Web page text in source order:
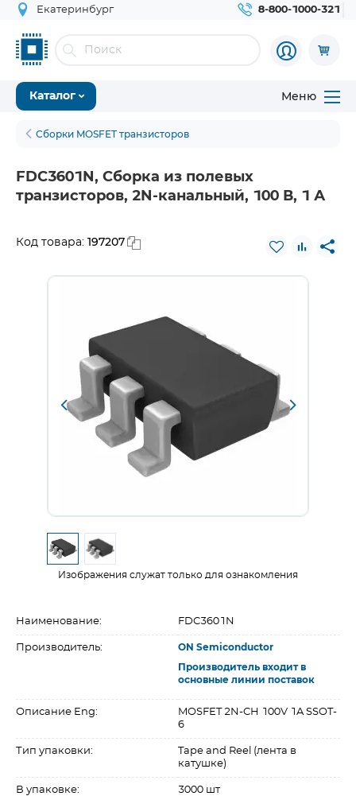
Екатеринбург 8-800-1000-321
Каталог Меню
Сборки MOSFET транзисторов
FDC3601N, Сборка из полевых
транзисторов, 2N-канальный, 100 В, 1 А
Код товара: 197207
Изображения служат только для ознакомления
Наименование: FDC3601N
Производитель: ON Semiconductor
Производитель входит в
основные линии поставок
Описание Eng:
MOSFET 2N-CH 100V 1A SSOT-
6
Тип упаковки:
Tape and Reel (лента в
катушке)
В упаковке: 3000 шт